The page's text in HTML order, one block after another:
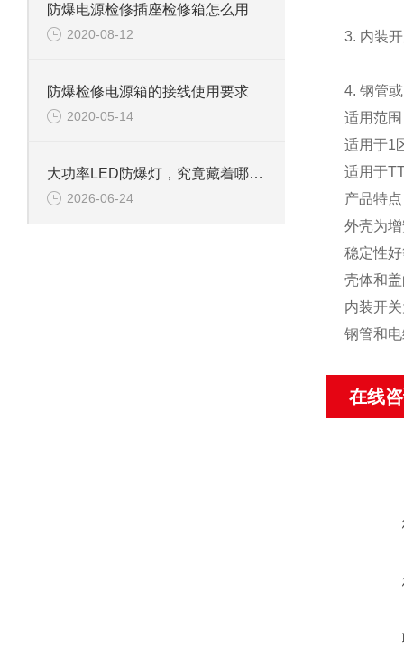
防爆电源检修插座检修箱怎么用
2020-08-12
防爆检修电源箱的接线使用要求
2020-05-14
大功率LED防爆灯，究竟藏着哪些“硬核”应用场景？
2026-06-24
3. 内装
4. 钢管
适用范围
适用于1
适用于
产品特点
外壳为
稳定性
壳体和
内装开
钢管和
在线